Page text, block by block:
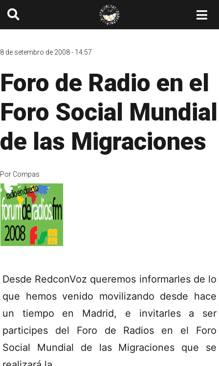
8 de setembro de 2008 - 14:57
Foro de Radio en el
Foro Social Mundial
de las Migraciones
Por Compas
Desde RedconVoz queremos informarles de lo
que hemos venido movilizando desde hace
un tiempo en Madrid, e invitarles a ser
participes del Foro de Radios en el Foro
Social Mundial de las Migraciones que se